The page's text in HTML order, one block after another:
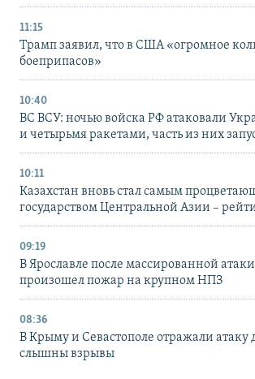
11:15
Трамп заявил, что в США «огромное
боеприпасов»
10:40
ВС ВСУ: ночью войска РФ атаковали
и четырьмя ракетами, часть из них
10:11
Казахстан вновь стал самым
государством Центральной Азии –
09:19
В Ярославле после массированной
произошел пожар на крупном НПЗ
08:36
В Крыму и Севастополе отражали атаку
слышны взрывы